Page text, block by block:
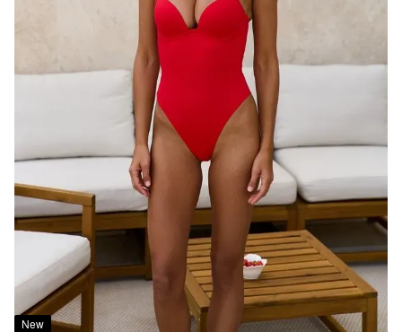
New